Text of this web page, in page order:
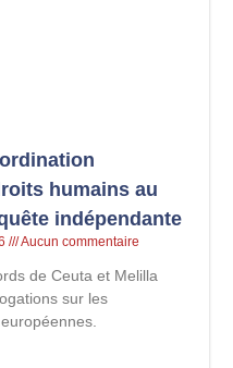
humains au
indépendante
Aucun commentaire
de Ceuta et Melilla
sur les